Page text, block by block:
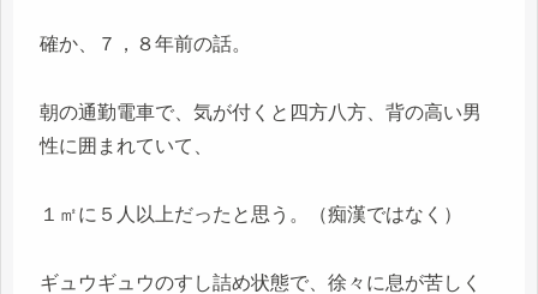
確か、７，８年前の話。
朝の通勤電車で、気が付くと四方八方、背の高い男
性に囲まれていて、
１㎡に５人以上だったと思う。（痴漢ではなく）
ギュウギュウのすし詰め状態で、徐々に息が苦しく